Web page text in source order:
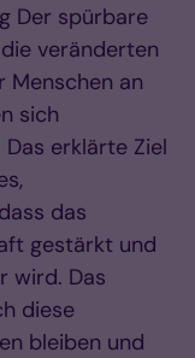
Der spürbare
veränderten
Menschen an
sich
erklärte Ziel
das
gestärkt und
wird. Das
diese
bleiben und